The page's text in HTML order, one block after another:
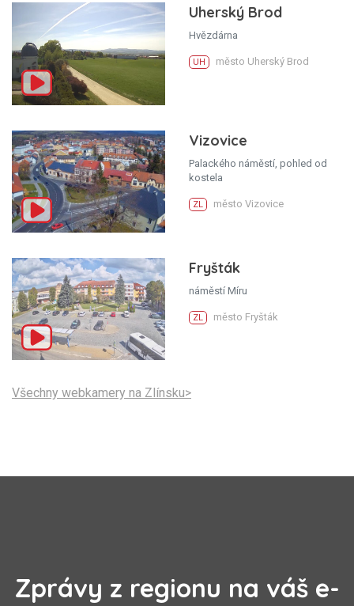
Uherský Brod
Hvězdárna
UH město Uherský Brod
Vizovice
Palackého náměstí, pohled od
kostela
ZL město Vizovice
Fryšták
náměstí Míru
ZL město Fryšták
Všechny webkamery na Zlínsku>
Zprávy z regionu na váš e-